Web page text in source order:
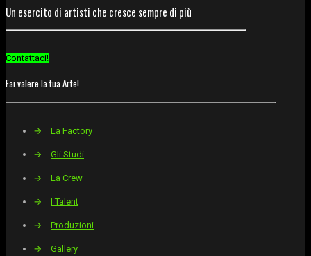
Un esercito di artisti che cresce sempre di più
Contattaci!
Fai valere la tua Arte!
→ La Factory
→ Gli Studi
→ La Crew
→ I Talent
→ Produzioni
→ Gallery